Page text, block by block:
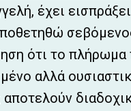
έχει
ότι το
αλλά